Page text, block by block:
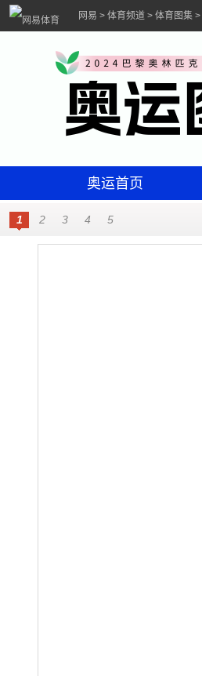
网易 > 体育频道 > 体育图集 >
奥运首页
1 2 3 4 5